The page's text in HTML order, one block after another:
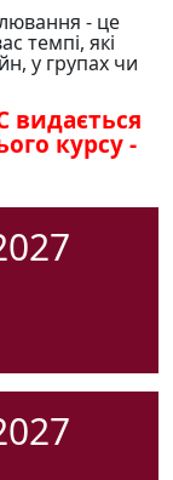
- це
темпі, які
у групах чи
видається
курсу -